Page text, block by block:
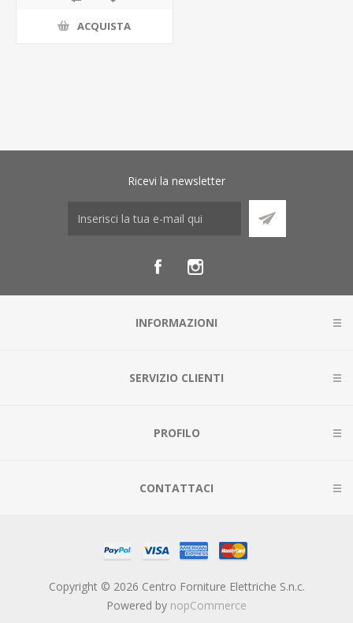
ACQUISTA
Ricevi la newsletter
INFORMAZIONI
SERVIZIO CLIENTI
PROFILO
CONTATTACI
Copyright © 2026 Centro Forniture Elettriche S.n.c.
Powered by nopCommerce